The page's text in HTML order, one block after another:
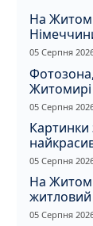
На
05 Серпня
Житомирі
05 Серпня
святом
05 Серпня
На
житловий
05 Серпня